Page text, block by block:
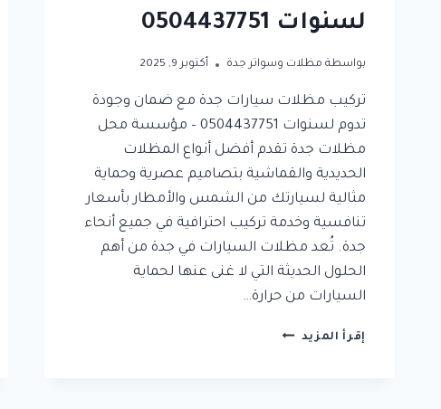
لسنوات 0504437751
بواسطة مظلات وسواتر جدة أكتوبر 9, 2025
تركيب مظلات سيارات جدة مع ضمان وجودة
تدوم لسنوات 0504437751 – مؤسسة محل
مظلات جدة تقدم أفضل أنواع المظلات
الحديدية والقماشية بتصاميم عصرية وحماية
مثالية لسيارتك من الشمس والأمطار بأسعار
تنافسية وخدمة تركيب احترافية في جميع أنحاء
جدة. تُعد مظلات السيارات في جدة من أهم
الحلول الحديثة التي لا غنى عنها لحماية
السيارات من حرارة…
إقرأ المزيد تركيب